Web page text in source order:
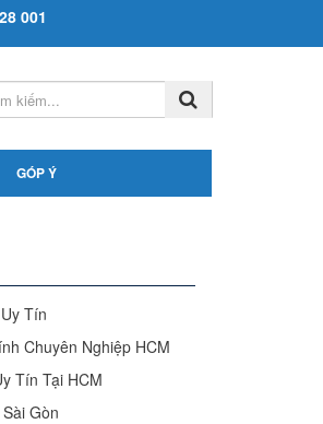
001
GÓP Ý
Tín
Chuyên Nghiệp HCM
Tín Tại HCM
Gòn